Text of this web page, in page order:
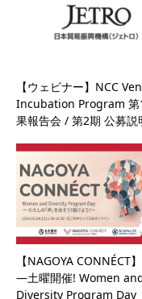
【ウェビナー】NCC
Incubation Program 第
果報告会 / 第2期 公募
【NAGOYA CONNÉCT
—土曜開催! Women
Diversity Program Day